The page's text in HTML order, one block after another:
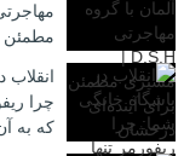
مطمئن
چرا
که به